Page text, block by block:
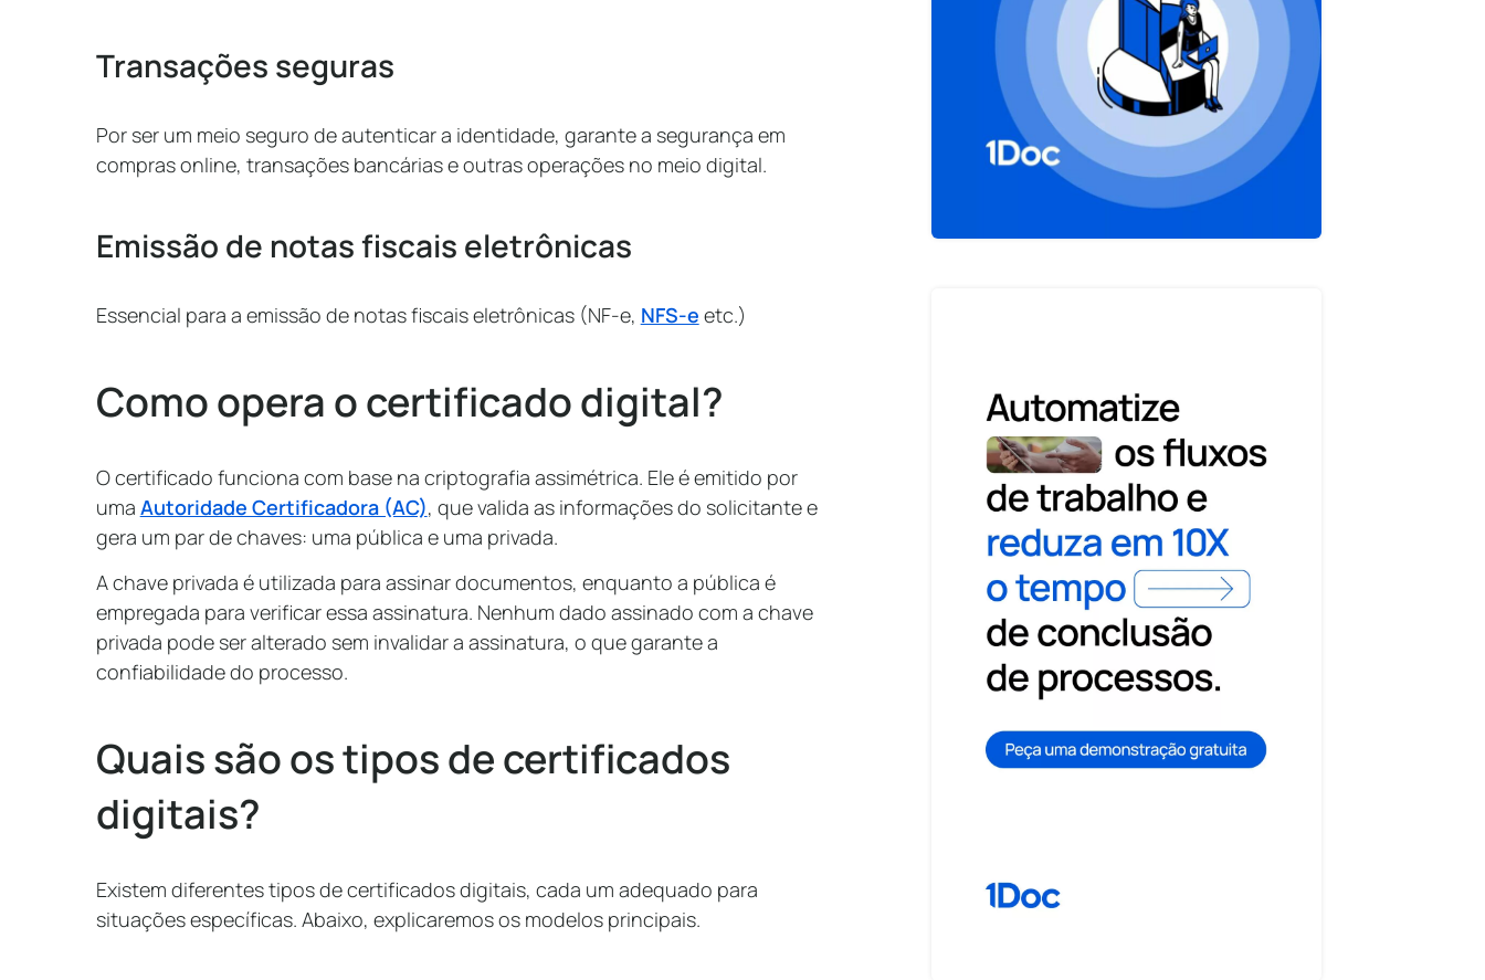
Transações seguras
Por ser um meio seguro de autenticar a identidade, garante a segurança em
compras online, transações bancárias e outras operações no meio digital.
Emissão de notas fiscais eletrônicas
Essencial para a emissão de notas fiscais eletrônicas (NF-e, NFS-e etc.)
Como opera o certificado digital?
O certificado funciona com base na criptografia assimétrica. Ele é emitido por
uma Autoridade Certificadora (AC), que valida as informações do solicitante e
gera um par de chaves: uma pública e uma privada.
A chave privada é utilizada para assinar documentos, enquanto a pública é
empregada para verificar essa assinatura. Nenhum dado assinado com a chave
privada pode ser alterado sem invalidar a assinatura, o que garante a
confiabilidade do processo.
Quais são os tipos de certificados
digitais?
Existem diferentes tipos de certificados digitais, cada um adequado para
situações específicas. Abaixo, explicaremos os modelos principais.